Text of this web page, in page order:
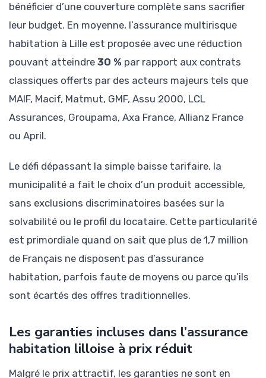
bénéficier d’une couverture complète sans sacrifier
leur budget. En moyenne, l’assurance multirisque
habitation à Lille est proposée avec une réduction
pouvant atteindre 30 % par rapport aux contrats
classiques offerts par des acteurs majeurs tels que
MAIF, Macif, Matmut, GMF, Assu 2000, LCL
Assurances, Groupama, Axa France, Allianz France
ou April.
Le défi dépassant la simple baisse tarifaire, la
municipalité a fait le choix d’un produit accessible,
sans exclusions discriminatoires basées sur la
solvabilité ou le profil du locataire. Cette particularité
est primordiale quand on sait que plus de 1,7 million
de Français ne disposent pas d’assurance
habitation, parfois faute de moyens ou parce qu’ils
sont écartés des offres traditionnelles.
Les garanties incluses dans l’assurance
habitation lilloise à prix réduit
Malgré le prix attractif, les garanties ne sont en